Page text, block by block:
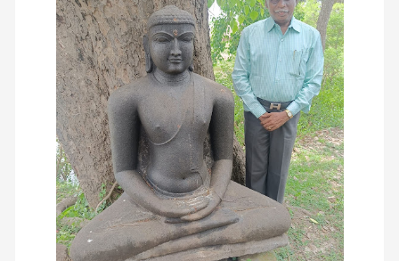
நாவல்கள்
நாவல்கள்
நினைவுகுறிப்பு
நுண்கலை